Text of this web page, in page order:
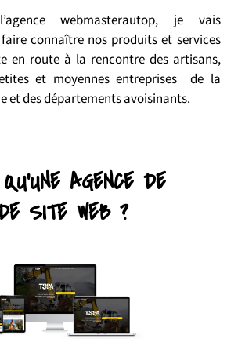
webmasterautop, je vais
connaître nos produits et services
en route à la rencontre des artisans,
et moyennes entreprises de la
et des départements avoisinants.
AGENCE DE
SITE WEB ?